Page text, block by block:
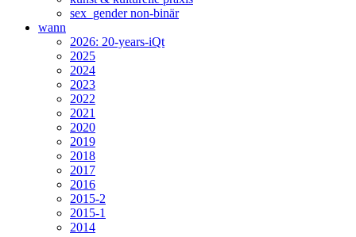
sex_gender non-binär
wann
2026: 20-years-iQt
2025
2024
2023
2022
2021
2020
2019
2018
2017
2016
2015-2
2015-1
2014